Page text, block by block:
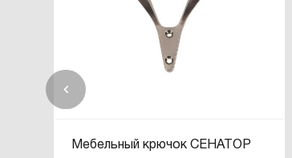
Мебельный крючок СЕНАТОР